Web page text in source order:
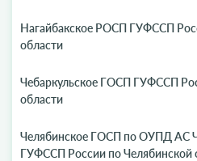
Нагайбакское РОСП ГУФССП
области
Чебаркульское ГОСП ГУФССП
области
Челябинское ГОСП по ОУПД АС
ГУФССП России по Челябинской